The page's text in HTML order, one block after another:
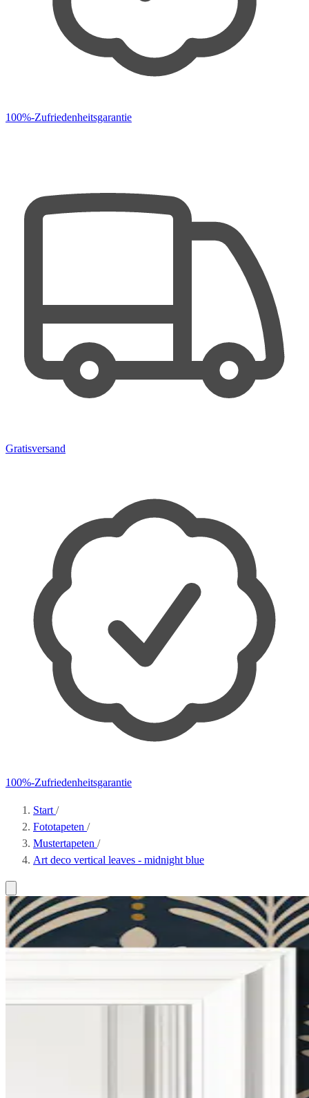
100%-Zufriedenheitsgarantie
Gratisversand
100%-Zufriedenheitsgarantie
Start /
Fototapeten /
Mustertapeten /
Art deco vertical leaves - midnight blue